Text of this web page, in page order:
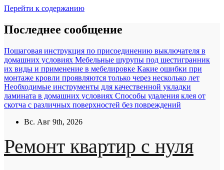
Перейти к содержанию
Последнее сообщение
Пошаговая инструкция по присоединению выключателя в
домашних условиях Мебельные шурупы под шестигранник
их виды и применение в мебелировке Какие ошибки при
монтаже кровли проявляются только через несколько лет
Необходимые инструменты для качественной укладки
ламината в домашних условиях Способы удаления клея от
скотча с различных поверхностей без повреждений
Вс. Авг 9th, 2026
Ремонт квартир с нуля